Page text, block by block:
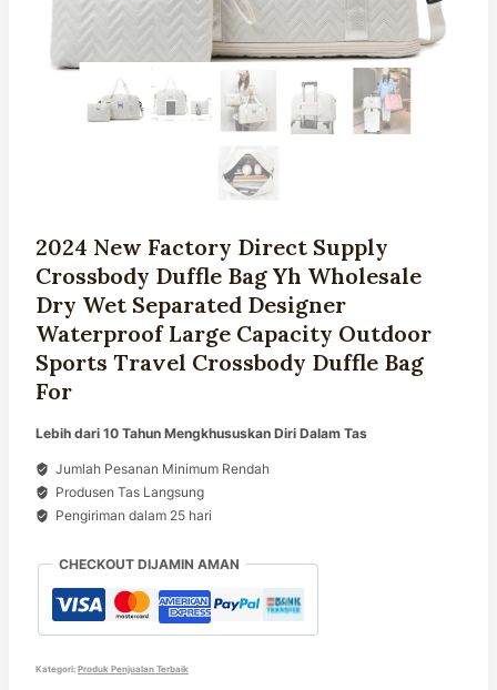
2024 New Factory Direct Supply
Crossbody Duffle Bag Yh Wholesale
Dry Wet Separated Designer
Waterproof Large Capacity Outdoor
Sports Travel Crossbody Duffle Bag
For
Lebih dari 10 Tahun Mengkhususkan Diri Dalam Tas
Jumlah Pesanan Minimum Rendah
Produsen Tas Langsung
Pengiriman dalam 25 hari
CHECKOUT DIJAMIN AMAN
Kategori: Produk Penjualan Terbaik